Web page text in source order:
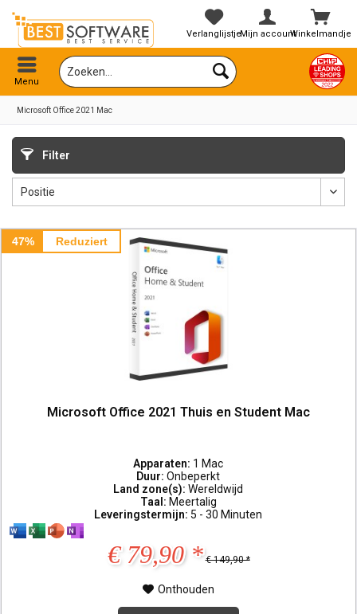
Winkelmandje
VerlanglijstjeMijn account
Menu
Microsoft Office 2021 Mac
Filter
47% Reduziert
Microsoft Office 2021 Thuis en Student Mac
Apparaten: 1 Mac
Duur:Onbeperkt
Land zone(s):Wereldwijd
Taal: Meertalig
Leveringstermijn: 5 - 30 Minuten
€ 79,90 * € 149,90 *
Onthouden